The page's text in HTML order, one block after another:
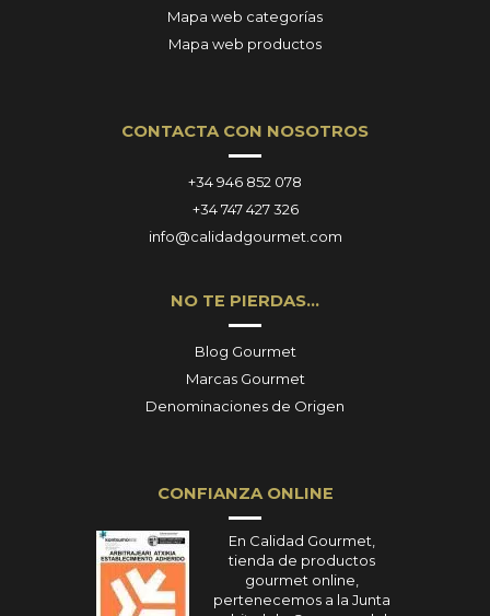
Mapa web categorías
Mapa web productos
CONTACTA CON NOSOTROS
+34 946 852 078
+34 747 427 326
info@calidadgourmet.com
NO TE PIERDAS…
Blog Gourmet
Marcas Gourmet
Denominaciones de Origen
CONFIANZA ONLINE
En Calidad Gourmet,
tienda de productos
gourmet online,
pertenecemos a la Junta